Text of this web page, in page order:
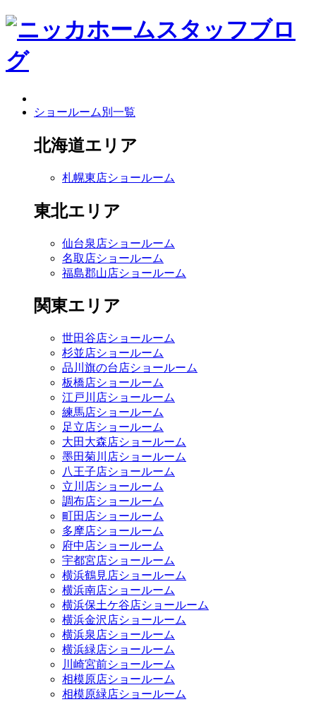
ショールーム別一覧
北海道エリア
札幌東店ショールーム
東北エリア
仙台泉店ショールーム
名取店ショールーム
福島郡山店ショールーム
関東エリア
世田谷店ショールーム
杉並店ショールーム
品川旗の台店ショールーム
板橋店ショールーム
江戸川店ショールーム
練馬店ショールーム
足立店ショールーム
大田大森店ショールーム
墨田菊川店ショールーム
八王子店ショールーム
立川店ショールーム
調布店ショールーム
町田店ショールーム
多摩店ショールーム
府中店ショールーム
宇都宮店ショールーム
横浜鶴見店ショールーム
横浜南店ショールーム
横浜保土ケ谷店ショールーム
横浜金沢店ショールーム
横浜泉店ショールーム
横浜緑店ショールーム
川崎宮前ショールーム
相模原店ショールーム
相模原緑店ショールーム